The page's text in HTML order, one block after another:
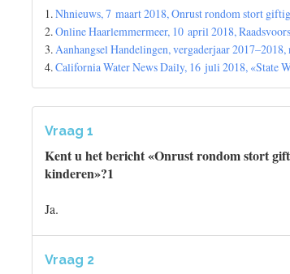
1.Nhnieuws, 7 maart 2018, Onrust rondom stort
2.Online Haarlemmermeer, 10 april 2018,
3.Aanhangsel Handelingen, vergaderjaar 2017–2018,
4.California Water News Daily, 16 juli 2018, «State
Vraag 1
Kent u het bericht «Onrust rondom stort
kinderen»?1
Ja.
Vraag 2